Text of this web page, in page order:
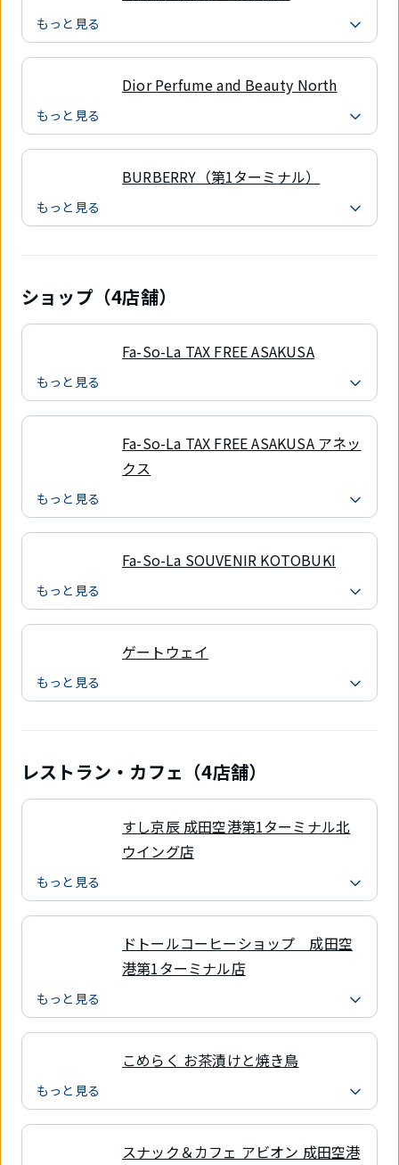
もっと見る
Dior Perfume and Beauty North
もっと見る
BURBERRY（第1ターミナル）
もっと見る
ショップ（4店舗）
Fa-So-La TAX FREE ASAKUSA
もっと見る
Fa-So-La TAX FREE ASAKUSA アネッ
クス
もっと見る
Fa-So-La SOUVENIR KOTOBUKI
もっと見る
ゲートウェイ
もっと見る
レストラン・カフェ（4店舗）
すし京辰 成田空港第1ターミナル北
ウイング店
もっと見る
ドトールコーヒーショップ 成田空
港第1ターミナル店
もっと見る
こめらく お茶漬けと焼き鳥
もっと見る
スナック＆カフェ アビオン 成田空港